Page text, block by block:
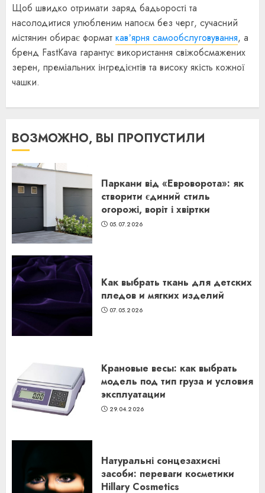
Щоб швидко отримати заряд бадьорості та
насолодитися улюбленим напоєм без черг, сучасний
містянин обирає формат кавʼярня самообслуговування, а
бренд FastKava гарантує використання свіжобсмажених
зерен, преміальних інгредієнтів та високу якість кожної
чашки.
ВОЗМОЖНО, ВЫ ПРОПУСТИЛИ
Паркани від «Евроворота»: як
створити єдиний стиль
огорожі, воріт і хвіртки
05.07.2026
Как выбрать ткань для детских
пледов и мягких изделий
07.05.2026
Крановые весы: как выбрать
модель под тип груза и условия
эксплуатации
29.04.2026
Натуральні сонцезахисні
засоби: переваги косметики
Hillary Cosmetics